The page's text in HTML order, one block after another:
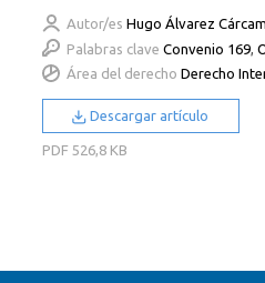
Autor/es Hugo Álvarez
Palabras clave Convenio 169 ,
Área del derecho Derecho
Descargar artículo
PDF 526,8 KB